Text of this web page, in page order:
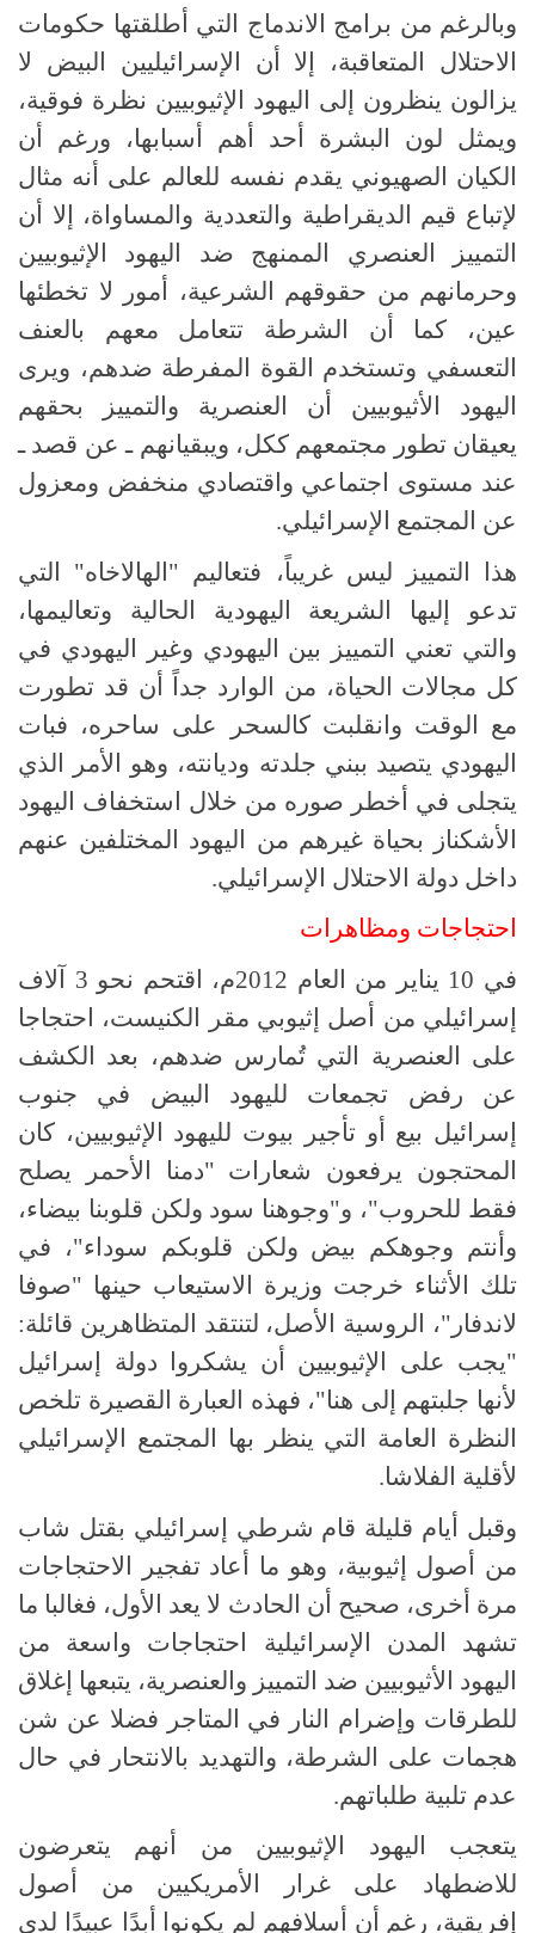
وبالرغم من برامج الاندماج التي أطلقتها حكومات
الاحتلال المتعاقبة، إلا أن الإسرائيليين البيض لا
يزالون ينظرون إلى اليهود الإثيوبيين نظرة فوقية،
ويمثل لون البشرة أحد أهم أسبابها، ورغم أن
الكيان الصهيوني يقدم نفسه للعالم على أنه مثال
لإتباع قيم الديقراطية والتعددية والمساواة، إلا أن
التمييز العنصري الممنهج ضد اليهود الإثيوبيين
وحرمانهم من حقوقهم الشرعية، أمور لا تخطئها
عين، كما أن الشرطة تتعامل معهم بالعنف
التعسفي وتستخدم القوة المفرطة ضدهم، ويرى
اليهود الأثيوبيين أن العنصرية والتمييز بحقهم
يعيقان تطور مجتمعهم ككل، ويبقيانهم ـ عن قصد ـ
عند مستوى اجتماعي واقتصادي منخفض ومعزول
عن المجتمع الإسرائيلي.
هذا التمييز ليس غريباً، فتعاليم "الهالاخاه" التي
تدعو إليها الشريعة اليهودية الحالية وتعاليمها،
والتي تعني التمييز بين اليهودي وغير اليهودي في
كل مجالات الحياة، من الوارد جداً أن قد تطورت
مع الوقت وانقلبت كالسحر على ساحره، فبات
اليهودي يتصيد ببني جلدته وديانته، وهو الأمر الذي
يتجلى في أخطر صوره من خلال استخفاف اليهود
الأشكناز بحياة غيرهم من اليهود المختلفين عنهم
داخل دولة الاحتلال الإسرائيلي.
احتجاجات ومظاهرات
في 10 يناير من العام 2012م، اقتحم نحو 3 آلاف
إسرائيلي من أصل إثيوبي مقر الكنيست، احتجاجا
على العنصرية التي تُمارس ضدهم، بعد الكشف
عن رفض تجمعات لليهود البيض في جنوب
إسرائيل بيع أو تأجير بيوت لليهود الإثيوبيين، كان
المحتجون يرفعون شعارات "دمنا الأحمر يصلح
فقط للحروب"، و"وجوهنا سود ولكن قلوبنا بيضاء،
وأنتم وجوهكم بيض ولكن قلوبكم سوداء"، في
تلك الأثناء خرجت وزيرة الاستيعاب حينها "صوفا
لاندفار"، الروسية الأصل، لتنتقد المتظاهرين قائلة:
"يجب على الإثيوبيين أن يشكروا دولة إسرائيل
لأنها جلبتهم إلى هنا"، فهذه العبارة القصيرة تلخص
النظرة العامة التي ينظر بها المجتمع الإسرائيلي
لأقلية الفلاشا.
وقبل أيام قليلة قام شرطي إسرائيلي بقتل شاب
من أصول إثيوبية، وهو ما أعاد تفجير الاحتجاجات
مرة أخرى، صحيح أن الحادث لا يعد الأول، فغالبا ما
تشهد المدن الإسرائيلية احتجاجات واسعة من
اليهود الأثيوبيين ضد التمييز والعنصرية، يتبعها إغلاق
للطرقات وإضرام النار في المتاجر فضلا عن شن
هجمات على الشرطة، والتهديد بالانتحار في حال
عدم تلبية طلباتهم.
يتعجب اليهود الإثيوبيين من أنهم يتعرضون
للاضطهاد على غرار الأمريكيين من أصول
إفريقية، رغم أن أسلافهم لم يكونوا أبدًا عبيدًا لدى